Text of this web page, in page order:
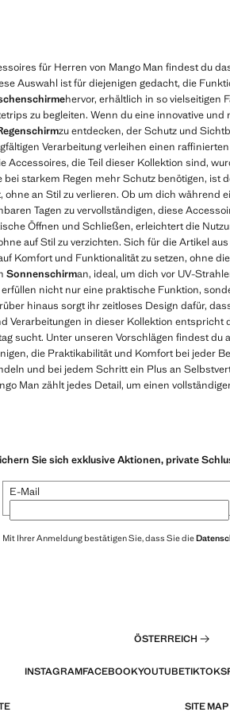
für Herren von Mango Man findest du
Auswahl ist für diejenigen gedacht, die
hervor, erhältlich in so vielseitigen
zu begleiten. Wenn du eine innovative
zu entdecken, der Schutz und
Verarbeitung verleihen einen
Accessoires, die Teil dieser Kollektion sind,
bei starkem Regen mehr Schutz benötigen, ist
an Stil zu verlieren. Ob um dich während
Tagen zu vervollständigen, diese
Öffnen und Schließen, erleichtert die
auf Stil zu verzichten. Sich für die Artikel
Komfort und Funktionalität zu setzen, ohne
Sonnenschirman, ideal, um dich vor UV-
nicht nur eine praktische Funktion,
hinaus sorgt ihr zeitloses Design dafür,
Verarbeitungen in dieser Kollektion
sucht. Unter unseren Vorschlägen findest du
die Praktikabilität und Komfort bei jeder
und bei jedem Schritt ein Plus an
Man zählt jedes Detail, um einen
Sie sich exklusive Aktionen, private
E-Mail
Mit Ihrer Anmeldung bestätigen Sie, dass Sie die
ÖSTERREICH
INSTAGRAMFACEBOOKYOUTUBETIKTOK
SITE MAP